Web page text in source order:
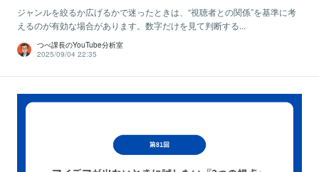
ジャンルを絞るか広げるかで迷ったときは、“視聴者との関係”を基準に考
えるのが有効な場合があります。数字だけを見て判断する...
つべ課長のYouTube分析室
2025/09/04 22:35